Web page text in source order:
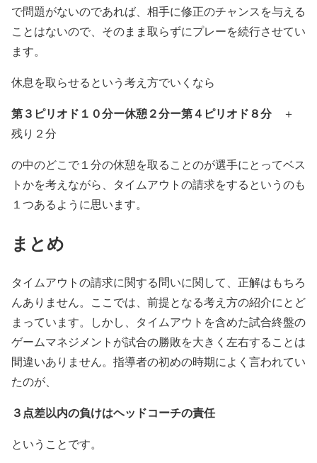
で問題がないのであれば、相手に修正のチャンスを与える
ことはないので、そのまま取らずにプレーを続行させてい
ます。
休息を取らせるという考え方でいくなら
第３ピリオド１０分ー休憩２分ー第４ピリオド８分＋
残り２分
の中のどこで１分の休憩を取ることのが選手にとってベス
トかを考えながら、タイムアウトの請求をするというのも
１つあるように思います。
まとめ
タイムアウトの請求に関する問いに関して、正解はもちろ
んありません。ここでは、前提となる考え方の紹介にとど
まっています。しかし、タイムアウトを含めた試合終盤の
ゲームマネジメントが試合の勝敗を大きく左右することは
間違いありません。指導者の初めの時期によく言われてい
たのが、
３点差以内の負けはヘッドコーチの責任
ということです。